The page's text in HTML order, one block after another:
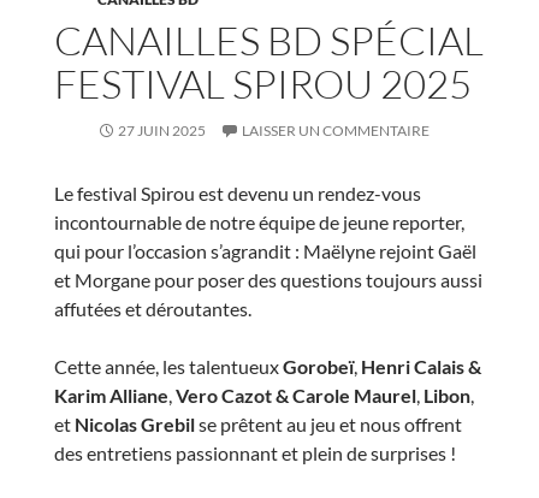
CANAILLES BD SPÉCIAL
FESTIVAL SPIROU 2025
27 JUIN 2025 LAISSER UN COMMENTAIRE
Le festival Spirou est devenu un rendez-vous
incontournable de notre équipe de jeune reporter,
qui pour l’occasion s’agrandit : Maëlyne rejoint Gaël
et Morgane pour poser des questions toujours aussi
affutées et déroutantes.
Cette année, les talentueuxGorobeï, Henri Calais &
Karim Alliane,Vero Cazot & Carole Maurel, Libon,
et Nicolas Grebilse prêtent au jeu et nous offrent
des entretiens passionnant et plein de surprises !